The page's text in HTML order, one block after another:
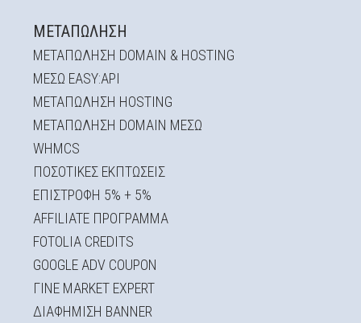
ΜΕΤΑΠΏΛΗΣΗ
ΜΕΤΑΠΩΛΗΣΗ DOMAIN & HOSTING
ΜΕΣΩ EASY:API
ΜΕΤΑΠΩΛΗΣΗ HOSTING
ΜΕΤΑΠΩΛΗΣΗ DOMAIN ΜΕΣΩ
WHMCS
ΠΟΣΟΤΙΚΕΣ ΕΚΠΤΩΣΕΙΣ
ΕΠΙΣΤΡΟΦΗ 5% + 5%
AFFILIATE ΠΡΟΓΡΑΜΜΑ
FOTOLIA CREDITS
GOOGLE ADV COUPON
ΓΙΝΕ MARKET EXPERT
ΔΙΑΦΗΜΙΣΗ BANNER